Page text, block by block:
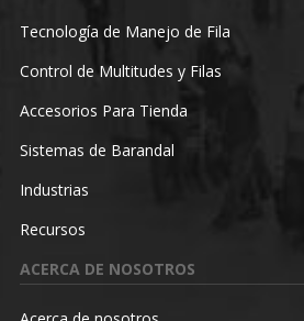
Tecnología de Manejo de Fila
Control de Multitudes y Filas
Accesorios Para Tienda
Sistemas de Barandal
Industrias
Recursos
ACERCA DE NOSOTROS